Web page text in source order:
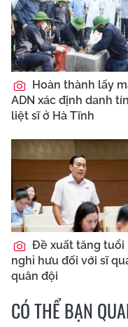
Hoàn thành lấy
ADN xác định danh
liệt sĩ ở Hà Tĩnh
Đề xuất tăng tuổi
nghỉ hưu đối với sĩ
quân đội
CÓ THỂ BẠN